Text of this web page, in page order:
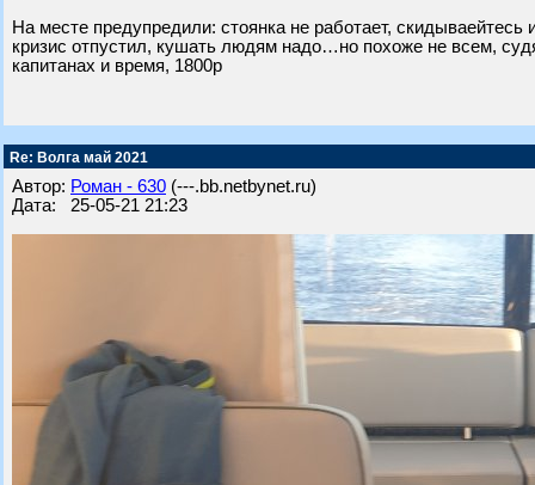
На месте предупредили: стоянка не работает,
кризис отпустил, кушать людям надо…но похоже не всем,
капитанах и время, 1800р
Re: Волга май 2021
Автор: Роман - 630 (---.bb.netbynet.ru)
Дата: 25-05-21 21:23